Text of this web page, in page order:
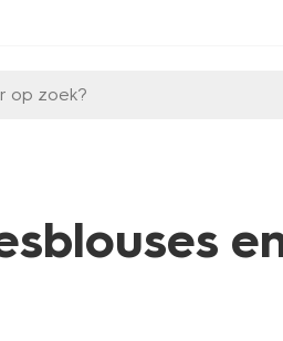
op zoek?